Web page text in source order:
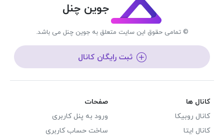
جوین چنل
© تمامی حقوق این سایت متعلق به جوین چنل می باشد.
ثبت رایگان کانال
کانال ها
کانال روبیکا
کانال ایتا
صفحات
ورود به پنل کاربری
ساخت حساب کاربری